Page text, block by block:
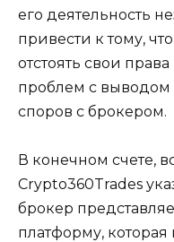
его деятельность
привести к тому,
отстоять свои
проблем с выводом
споров с брокером.
В конечном счете,
Crypto360Trades
брокер
платформу, которая